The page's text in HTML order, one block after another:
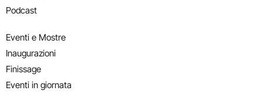
Podcast
Eventi e Mostre
Inaugurazioni
Finissage
Eventi in giornata